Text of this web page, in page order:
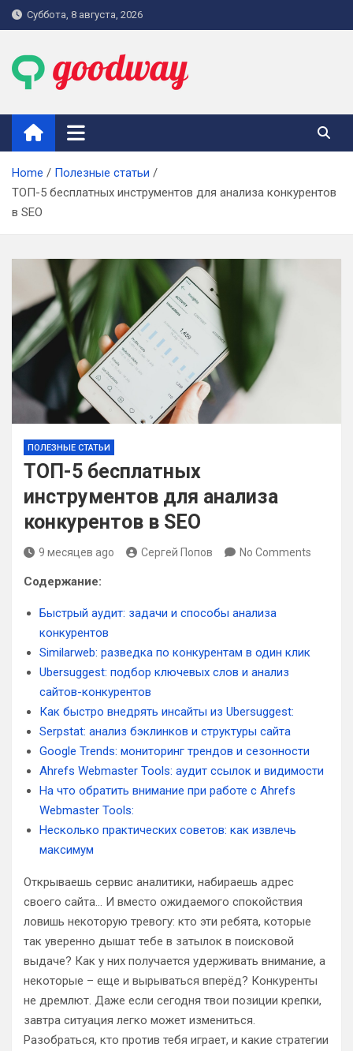
Skip
to
Суббота, 8 августа, 2026
goodway.com.ua
Home
Полезные статьи
ТОП-5 бесплатных инструментов для анализа конкурентов
в SEO
ПОЛЕЗНЫЕ СТАТЬИ
ТОП-5 бесплатных
инструментов для анализа
конкурентов в SEO
9 месяцев ago Сергей Попов No Comments
Содержание:
Быстрый аудит: задачи и способы анализа
конкурентов
Similarweb: разведка по конкурентам в один клик
Ubersuggest: подбор ключевых слов и анализ
сайтов-конкурентов
Как быстро внедрять инсайты из Ubersuggest:
Serpstat: анализ бэклинков и структуры сайта
Google Trends: мониторинг трендов и сезонности
Ahrefs Webmaster Tools: аудит ссылок и видимости
На что обратить внимание при работе с Ahrefs
Webmaster Tools:
Несколько практических советов: как извлечь
максимум
Открываешь сервис аналитики, набираешь адрес
своего сайта… И вместо ожидаемого спокойствия
ловишь некоторую тревогу: кто эти ребята, которые
так уверенно дышат тебе в затылок в поисковой
выдаче? Как у них получается удерживать внимание, а
некоторые – еще и вырываться вперёд? Конкуренты
не дремлют. Даже если сегодня твои позиции крепки,
завтра ситуация легко может измениться.
Разобраться, кто против тебя играет, и какие стратегии